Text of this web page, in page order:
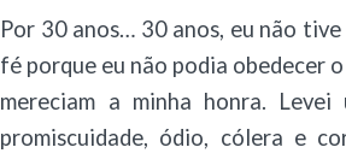
Por 30 anos… 30 anos, eu não
fé porque eu não podia obedecer
mereciam a minha honra. Levei
promiscuidade, ódio, cólera e